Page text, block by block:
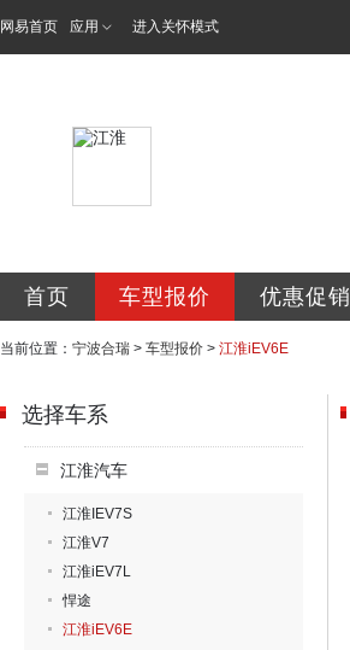
网易首页 应用 进入关怀模式
首页 车型报价 优惠促销
当前位置： 宁波合瑞 > 车型报价 > 江淮iEV6E
选择车系
江淮汽车
江淮IEV7S
江淮V7
江淮iEV7L
悍途
江淮iEV6E